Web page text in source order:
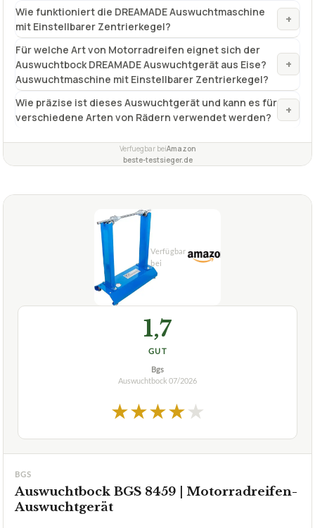
Wie funktioniert die DREAMADE Auswuchtmaschine
mit Einstellbarer Zentrierkegel?
+
Für welche Art von Motorradreifen eignet sich der
Auswuchtbock DREAMADE Auswuchtgerät aus Eise?
Auswuchtmaschine mit Einstellbarer Zentrierkegel?
+
Wie präzise ist dieses Auswuchtgerät und kann es für
verschiedene Arten von Rädern verwendet werden?
+
Verfuegbar beiAmazon
beste-testsieger.de
1,7
GUT
Bgs
Auswuchtbock 07/2026
★★★★★
BGS
Auswuchtbock BGS 8459 | Motorradreifen-
Auswuchtgerät